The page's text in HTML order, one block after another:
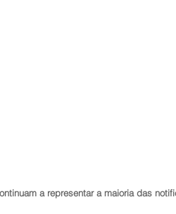
a representar a maioria das